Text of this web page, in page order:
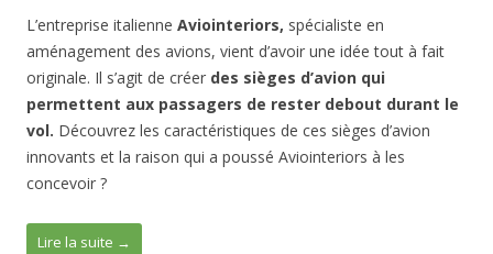
L’entreprise italienne Aviointeriors, spécialiste en
aménagement des avions, vient d’avoir une idée tout à fait
originale. Il s’agit de créer des sièges d’avion qui
permettent aux passagers de rester debout durant le
vol. Découvrez les caractéristiques de ces sièges d’avion
innovants et la raison qui a poussé Aviointeriors à les
concevoir ?
Lire la suite →